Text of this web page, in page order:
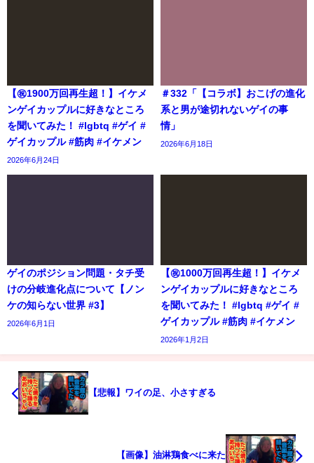
【㊗️1900万回再生超！】イケメ
ンゲイカップルに好きなところ
を聞いてみた！ #lgbtq #ゲイ #
ゲイカップル #筋肉 #イケメン
2026年6月24日
＃332「【コラボ】おこげの進化
系と男が途切れないゲイの事
情」
2026年6月18日
ゲイのポジション問題・タチ受
けの分岐進化点について【ノン
ケの知らない世界 #3】
2026年6月1日
【㊗️1000万回再生超！】イケメ
ンゲイカップルに好きなところ
を聞いてみた！ #lgbtq #ゲイ #
ゲイカップル #筋肉 #イケメン
2026年1月2日
【悲報】ワイの足、小さすぎる
【画像】油淋鶏食べに来た